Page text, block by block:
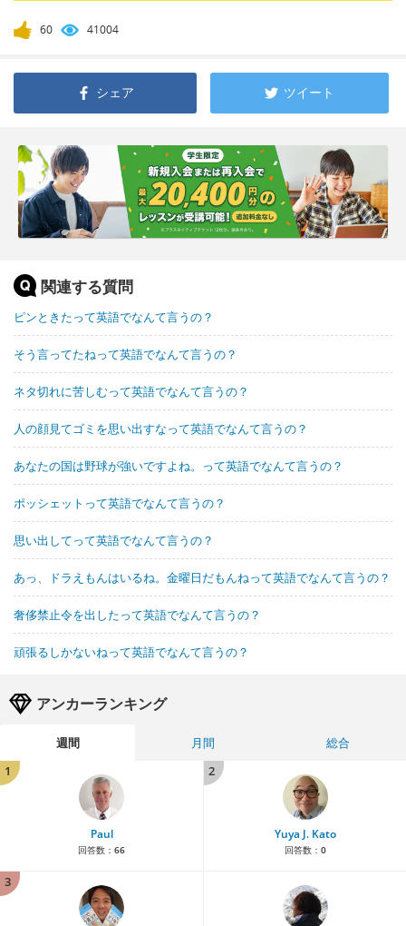
60 41004
シェア ツイート
関連する質問
ピンときたって英語でなんて言うの？
そう言ってたねって英語でなんて言うの？
ネタ切れに苦しむって英語でなんて言うの？
人の顔見てゴミを思い出すなって英語でなんて言うの？
あなたの国は野球が強いですよね。って英語でなんて言うの？
ポッシェットって英語でなんて言うの？
思い出してって英語でなんて言うの？
あっ、ドラえもんはいるね。金曜日だもんねって英語でなんて言うの？
奢侈禁止令を出したって英語でなんて言うの？
頑張るしかないねって英語でなんて言うの？
アンカーランキング
週間 月間
総合
1
Paul
回答数： 66
2
Yuya J. Kato
回答数： 0
3